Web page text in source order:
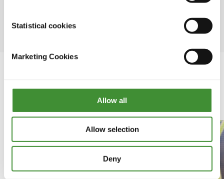
Statistical cookies
Marketing Cookies
Allow all
Allow selection
Deny
В этом сериале